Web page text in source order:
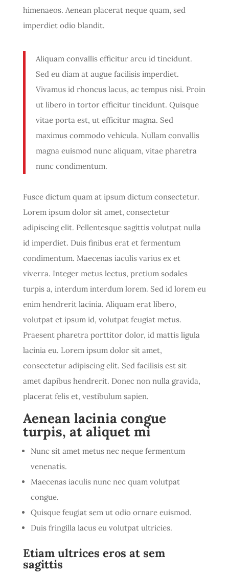
himenaeos. Aenean placerat neque quam, sed
imperdiet odio blandit.
Aliquam convallis efficitur arcu id tincidunt.
Sed eu diam at augue facilisis imperdiet.
Vivamus id rhoncus lacus, ac tempus nisi. Proin
ut libero in tortor efficitur tincidunt. Quisque
vitae porta est, ut efficitur magna. Sed
maximus commodo vehicula. Nullam convallis
magna euismod nunc aliquam, vitae pharetra
nunc condimentum.
Fusce dictum quam at ipsum dictum consectetur.
Lorem ipsum dolor sit amet, consectetur
adipiscing elit. Pellentesque sagittis volutpat nulla
id imperdiet. Duis finibus erat et fermentum
condimentum. Maecenas iaculis varius ex et
viverra. Integer metus lectus, pretium sodales
turpis a, interdum interdum lorem. Sed id lorem eu
enim hendrerit lacinia. Aliquam erat libero,
volutpat et ipsum id, volutpat feugiat metus.
Praesent pharetra porttitor dolor, id mattis ligula
lacinia eu. Lorem ipsum dolor sit amet,
consectetur adipiscing elit. Sed facilisis est sit
amet dapibus hendrerit. Donec non nulla gravida,
placerat felis et, vestibulum sapien.
Aenean lacinia congue
turpis, at aliquet mi
Nunc sit amet metus nec neque fermentum
venenatis.
Maecenas iaculis nunc nec quam volutpat
congue.
Quisque feugiat sem ut odio ornare euismod.
Duis fringilla lacus eu volutpat ultricies.
Etiam ultrices eros at sem
sagittis